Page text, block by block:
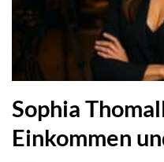
Sophia
Einkommen